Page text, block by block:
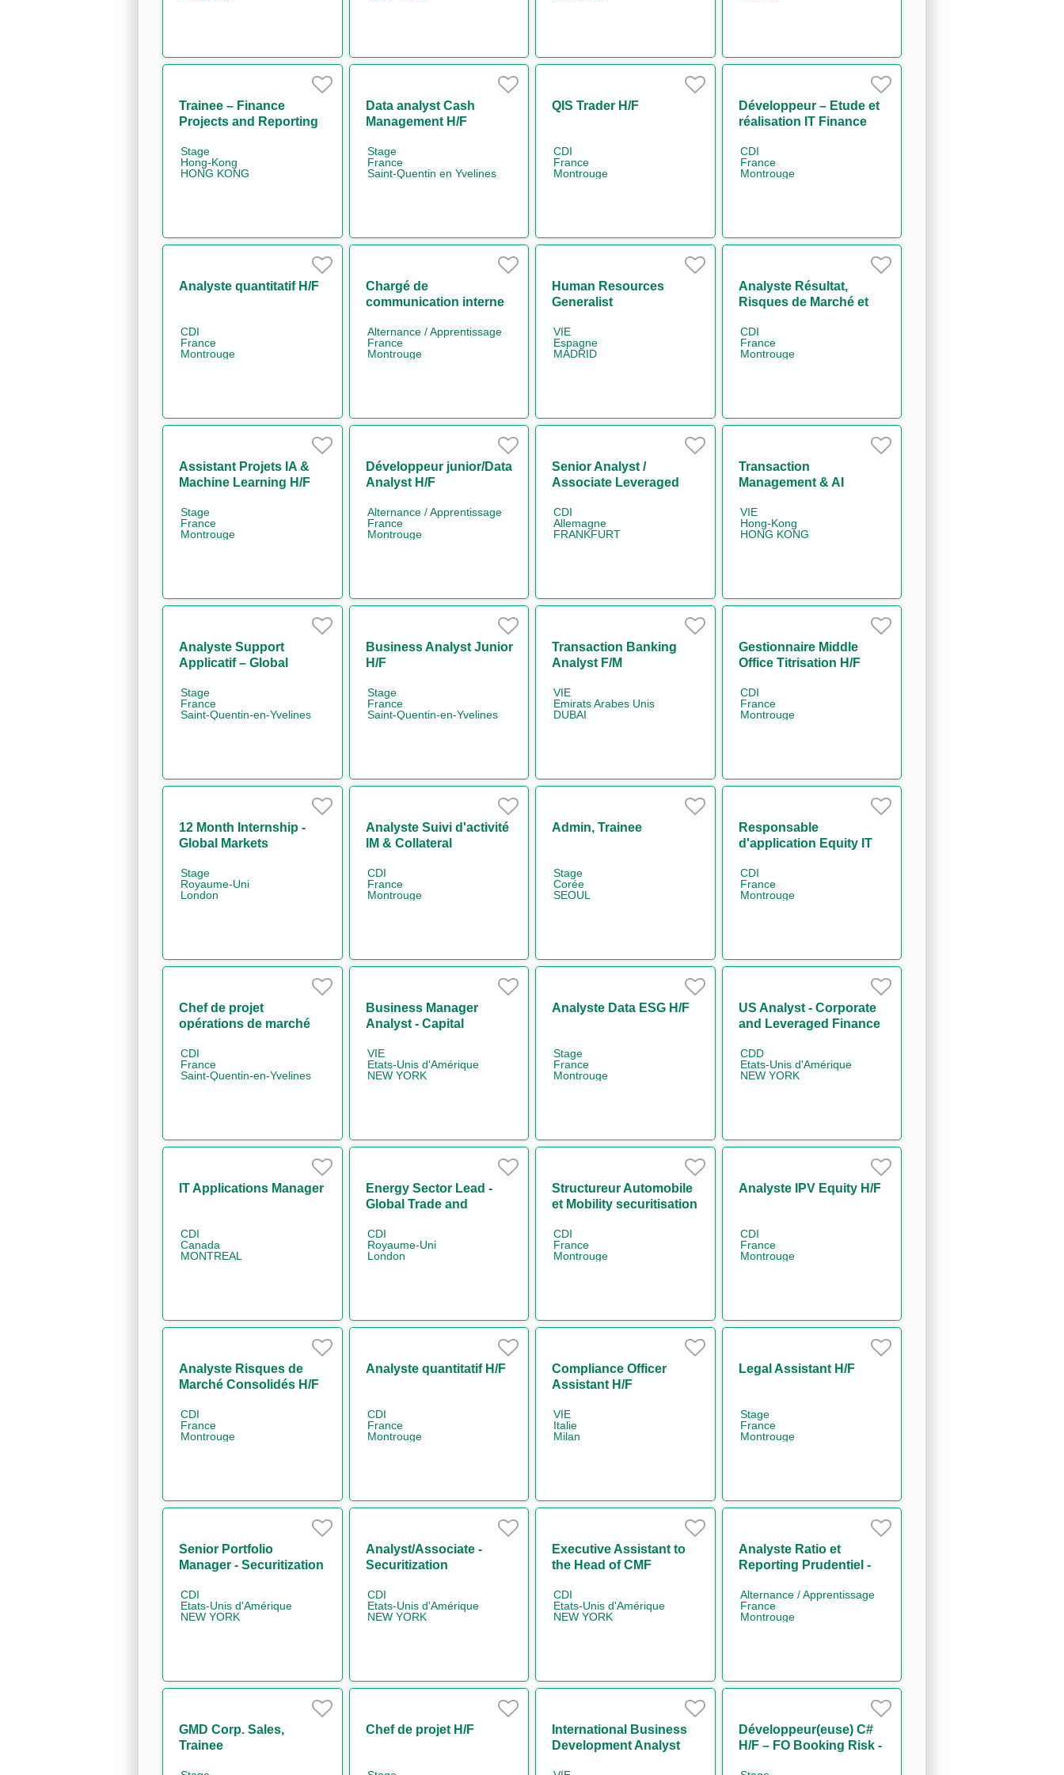
Trainee – Finance
Projects and Reporting
Stage
Hong-Kong
HONG KONG
Data analyst Cash
Management H/F
Stage
France
Saint-Quentin en Yvelines
QIS Trader H/F
CDI
France
Montrouge
Développeur – Etude et
réalisation IT Finance
CDI
France
Montrouge
Analyste quantitatif H/F
CDI
France
Montrouge
Chargé de
communication interne
Alternance / Apprentissage
France
Montrouge
Human Resources
Generalist
VIE
Espagne
MADRID
Analyste Résultat,
Risques de Marché et
Trésorerie H/F
CDI
France
Montrouge
Assistant Projets IA &
Machine Learning H/F
Stage
France
Montrouge
Développeur junior/Data
Analyst H/F
Alternance / Apprentissage
France
Montrouge
Senior Analyst /
Associate Leveraged
CDI
Allemagne
FRANKFURT
Transaction
Management & AI
VIE
Hong-Kong
HONG KONG
Analyste Support
Applicatif – Global
Office H/F
Stage
France
Saint-Quentin-en-Yvelines
Business Analyst Junior
H/F
Stage
France
Saint-Quentin-en-Yvelines
Transaction Banking
Analyst F/M
VIE
Emirats Arabes Unis
DUBAI
Gestionnaire Middle
Office Titrisation H/F
CDI
France
Montrouge
12 Month Internship -
Global Markets
Support to Chief
Operating Officer
Stage
Royaume-Uni
London
Analyste Suivi d'activité
IM & Collateral
CDI
France
Montrouge
Admin, Trainee
Stage
Corée
SEOUL
Responsable
d'application Equity IT
H/F
CDI
France
Montrouge
Chef de projet
opérations de marché
CDI
France
Saint-Quentin-en-Yvelines
Business Manager
Analyst - Capital
VIE
Etats-Unis d'Amérique
NEW YORK
Analyste Data ESG H/F
Stage
France
Montrouge
US Analyst - Corporate
and Leveraged Finance
CDD
Etats-Unis d'Amérique
NEW YORK
IT Applications Manager
CDI
Canada
MONTREAL
Energy Sector Lead -
Global Trade and
CDI
Royaume-Uni
London
Structureur Automobile
et Mobility securitisation
CDI
France
Montrouge
Analyste IPV Equity H/F
CDI
France
Montrouge
Analyste Risques de
Marché Consolidés H/F
CDI
France
Montrouge
Analyste quantitatif H/F
CDI
France
Montrouge
Compliance Officer
Assistant H/F
VIE
Italie
Milan
Legal Assistant H/F
Stage
France
Montrouge
Senior Portfolio
Manager - Securitization
CDI
Etats-Unis d'Amérique
NEW YORK
Analyst/Associate -
Securitization
CDI
Etats-Unis d'Amérique
NEW YORK
Executive Assistant to
the Head of CMF
CDI
Etats-Unis d'Amérique
NEW YORK
Analyste Ratio et
Reporting Prudentiel -
(CRR3/Bâle IV) H/F
Alternance / Apprentissage
France
Montrouge
GMD Corp. Sales,
Trainee
Chef de projet H/F
International Business
Development Analyst
Développeur(euse) C#
H/F – FO Booking Risk -